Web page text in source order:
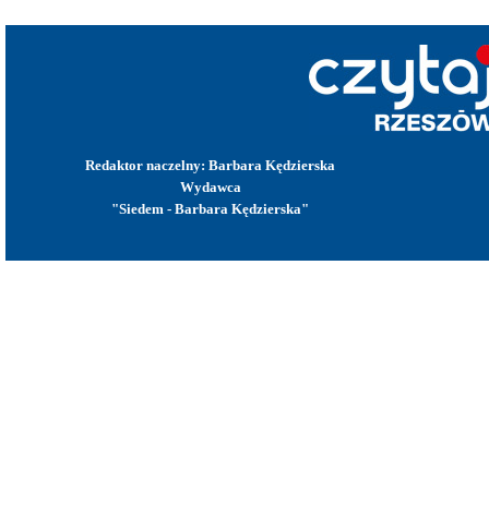
Redaktor naczelny: Barbara Kędzierska
Wydawca
"Siedem - Barbara Kędzierska"